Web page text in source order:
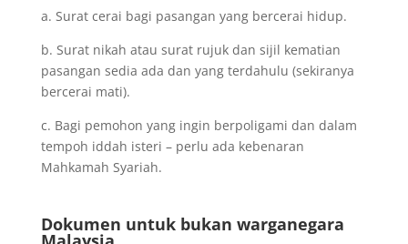
a. Surat cerai bagi pasangan yang bercerai hidup.
b. Surat nikah atau surat rujuk dan sijil kematian
pasangan sedia ada dan yang terdahulu (sekiranya
bercerai mati).
c. Bagi pemohon yang ingin berpoligami dan dalam
tempoh iddah isteri – perlu ada kebenaran
Mahkamah Syariah.
Dokumen untuk bukan warganegara